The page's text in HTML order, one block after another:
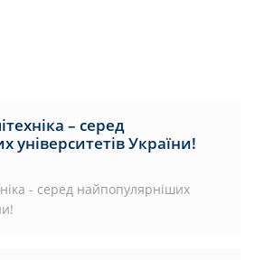
– серед
університетів України!
- серед найпопулярніших